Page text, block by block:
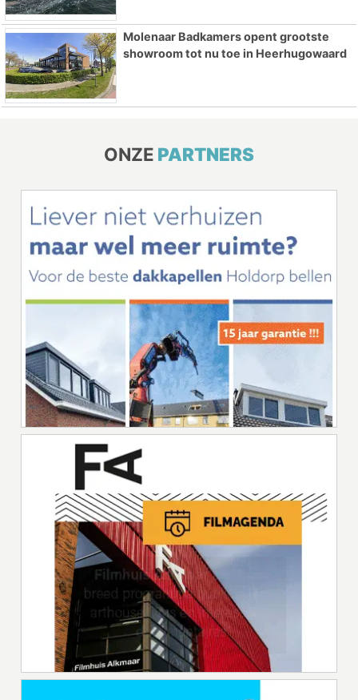
Molenaar Badkamers opent grootste
showroom tot nu toe in Heerhugowaard
ONZE PARTNERS